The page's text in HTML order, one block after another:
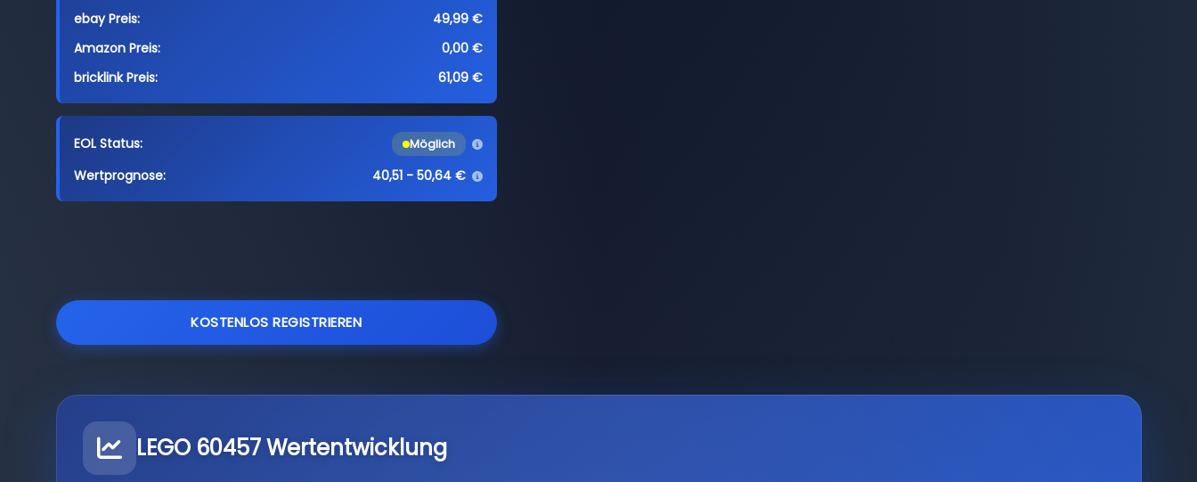
ebay Preis:
49,99 €
Amazon Preis:
0,00 €
bricklink Preis:
61,09 €
EOL Status: Möglich
Wertprognose: 40,51 - 50,64 €
KOSTENLOS REGISTRIEREN
LEGO 60457 Wertentwicklung